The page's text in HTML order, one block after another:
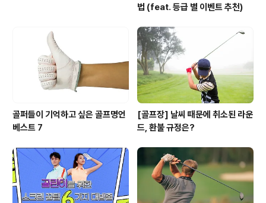
법 (feat. 등급 별 이벤트 추천)
골퍼들이 기억하고 싶은 골프명언
베스트 7
[골프장] 날씨 때문에 취소된 라운
드, 환불 규정은?